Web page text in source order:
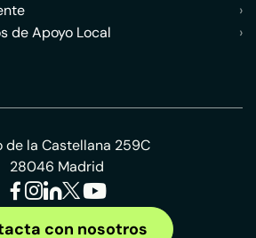
›
de Apoyo Local
›
de la Castellana 259C
28046 Madrid
con nosotros